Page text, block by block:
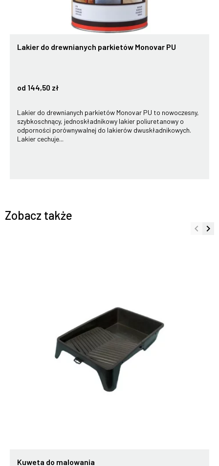
Lakier do drewnianych parkietów Monovar PU
od 144,50 zł
Lakier do drewnianych parkietów Monovar PU to nowoczesny,
szybkoschnący, jednoskładnikowy lakier poliuretanowy o
odporności porównywalnej do lakierów dwuskładnikowych.
Lakier cechuje...
Zobacz także
keyboard_arrow_left keyboard_arrow_right
Kuweta do malowania